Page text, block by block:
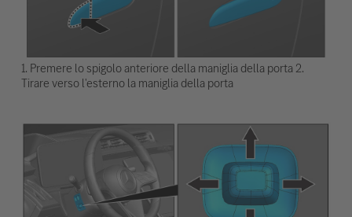
1. Premere lo spigolo anteriore della maniglia della porta 2.
Tirare verso l'esterno la maniglia della porta